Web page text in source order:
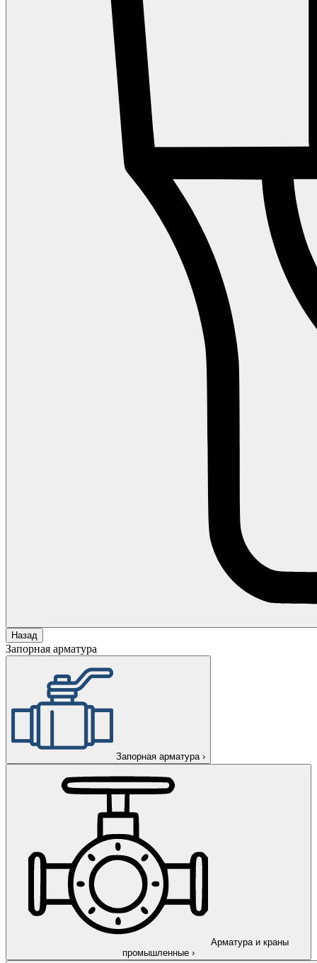
Назад
Запорная арматура
Запорная арматура ›
Арматура и краны
промышленные ›